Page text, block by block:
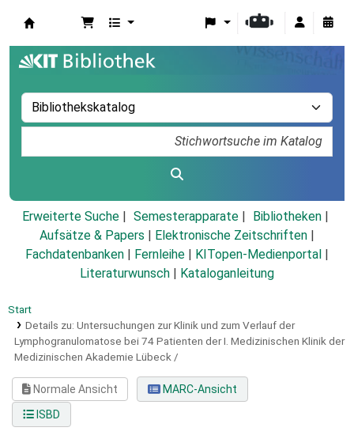
Erweiterte Suche Semesterapparate
Bibliotheken
Aufsätze & Papers
Elektronische Zeitschriften
Fachdatenbanken
Fernleihe KITopen-Medienportal
Literaturwunsch
Kataloganleitung
Start
Details zu: Untersuchungen zur Klinik und zum Verlauf der
Lymphogranulomatose bei 74 Patienten der I. Medizinischen Klinik der
Medizinischen Akademie Lübeck /
Normale Ansicht
MARC-Ansicht
ISBD